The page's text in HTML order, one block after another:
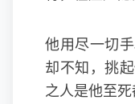
他用尽一切
却不知，挑
之人是他至死